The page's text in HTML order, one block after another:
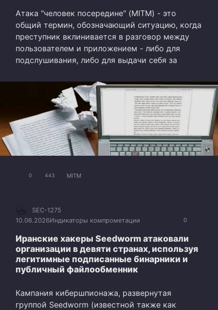
Атака "человек посередине" (MITM) - это
общий термин, обозначающий ситуацию, когда
преступник вклинивается в разговор между
пользователем и приложением - либо для
подслушивания, либо для выдачи себя за
0 443 MITM
0
SEC-1275
10.06.2026Индикаторы компрометации
Иранские хакеры Seedworm атаковали
организации в девяти странах, используя
легитимные подписанные бинарники и
публичный файлообменник
Кампания кибершпионажа, развернутая
группой Seedworm (известной также как